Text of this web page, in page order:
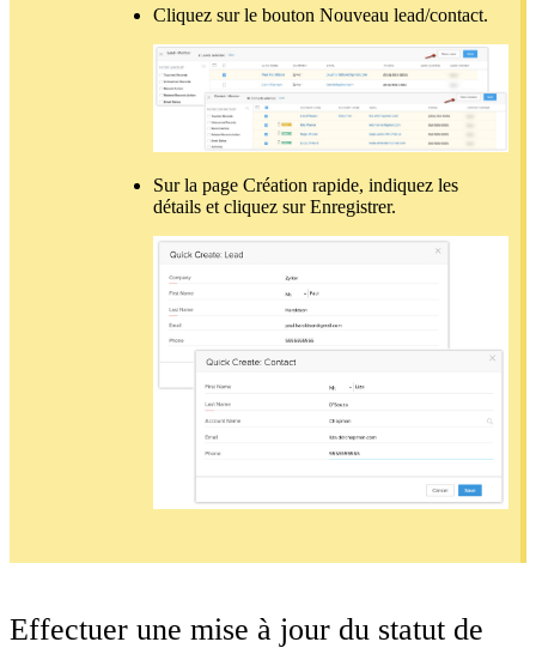
Cliquez sur le bouton Nouveau lead/contact.
Sur la page Création rapide, indiquez les
détails et cliquez sur Enregistrer.
Effectuer une mise à jour du statut de